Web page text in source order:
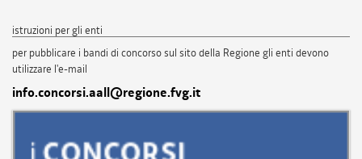
istruzioni per gli enti
per pubblicare i bandi di concorso sul sito della Regione gli enti devono
utilizzare l'e-mail
info.concorsi.aall@regione.fvg.it